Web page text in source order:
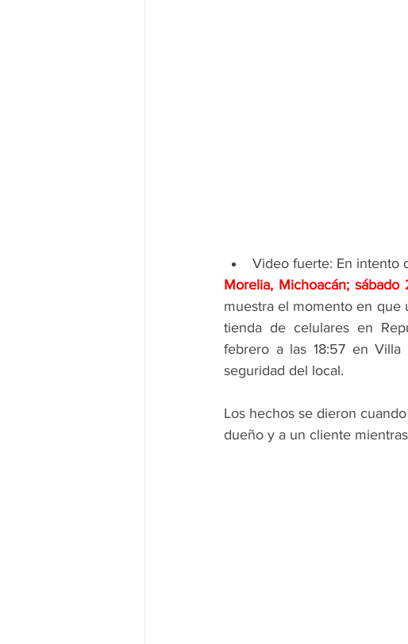
Video fuerte: En intento
Morelia, Michoacán;
muestra el momento en que
tienda de celulares en
febrero a las 18:57 en
seguridad del local.
Los hechos se dieron
dueño y a un cliente